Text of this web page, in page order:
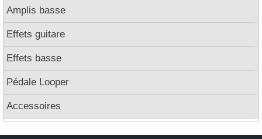
Amplis basse
Effets guitare
Effets basse
Pédale Looper
Accessoires